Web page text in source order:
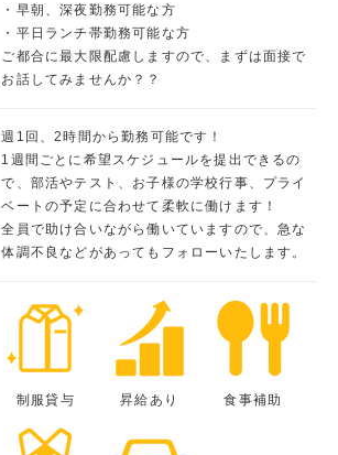
・早朝、深夜勤務可能な方
・平日ランチ帯勤務可能な方
ご都合に最大限配慮しますので、まずは面接で
お話してみませんか？？
週1回、2時間から勤務可能です！
1週間ごとに希望スケジュールを提出できるの
で、部活やテスト、お子様の学校行事、プライ
ベートの予定に合わせて柔軟に働けます！
全員で助け合いながら働いていますので、急な
体調不良などがあってもフォローいたします。
制服貸与 昇給あり 食事補助